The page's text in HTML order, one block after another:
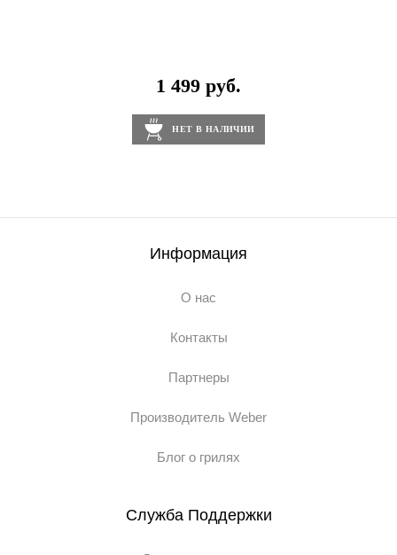
1 499 руб.
НЕТ В НАЛИЧИИ
Информация
О нас
Контакты
Партнеры
Производитель Weber
Блог о грилях
Служба Поддержки